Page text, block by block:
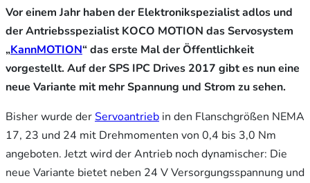
Vor einem Jahr habender Elektronikspezialist adlos und
der Antriebsspezialist KOCO MOTION das Servosystem
„KannMOTION“ das erste Mal der Öffentlichkeit
vorgestellt. Auf der SPS IPC Drives 2017 gibt es nun eine
neue Variante mit mehr Spannung und Strom zu sehen.
Bisher wurde derServoantrieb in den Flanschgrößen NEMA
17, 23 und 24 mit Drehmomenten von 0,4 bis 3,0 Nm
angeboten. Jetzt wird der Antrieb noch dynamischer: Die
neue Variante bietet neben 24 V Versorgungsspannung und